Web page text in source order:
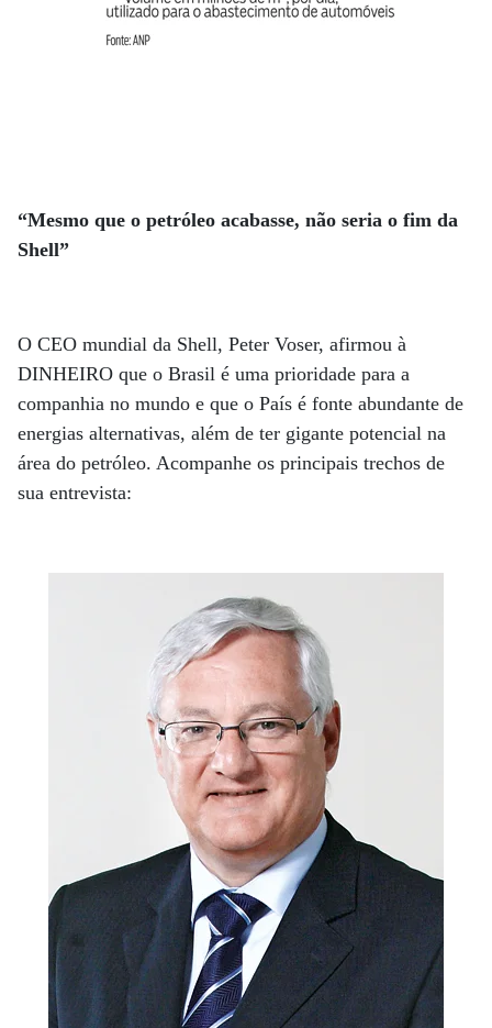
“Mesmo que o petróleo acabasse, não seria o fim da
Shell”
O CEO mundial da Shell, Peter Voser, afirmou à
DINHEIRO que o Brasil é uma prioridade para a
companhia no mundo e que o País é fonte abundante de
energias alternativas, além de ter gigante potencial na
área do petróleo. Acompanhe os principais trechos de
sua entrevista: